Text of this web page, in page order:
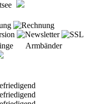
Armbänder